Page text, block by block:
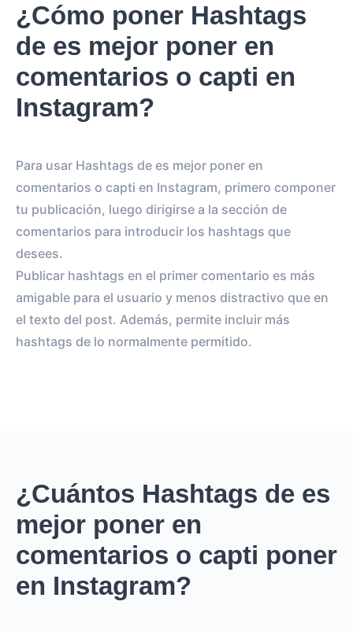
¿Cómo poner Hashtags
de es mejor poner en
comentarios o capti en
Instagram?
Para usar Hashtags de es mejor poner en
comentarios o capti en Instagram, primero componer
tu publicación, luego dirigirse a la sección de
comentarios para introducir los hashtags que
desees.
Publicar hashtags en el primer comentario es más
amigable para el usuario y menos distractivo que en
el texto del post. Además, permite incluir más
hashtags de lo normalmente permitido.
¿Cuántos Hashtags de es
mejor poner en
comentarios o capti poner
en Instagram?